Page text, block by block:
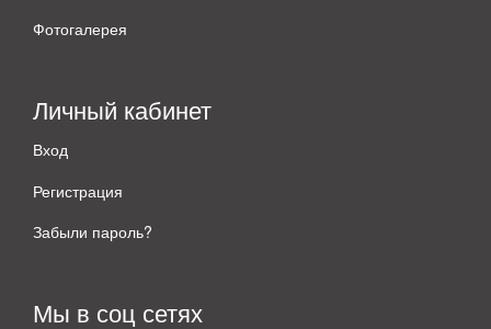
Фотогалерея
Личный кабинет
Вход
Регистрация
Забыли пароль?
Мы в соц сетях